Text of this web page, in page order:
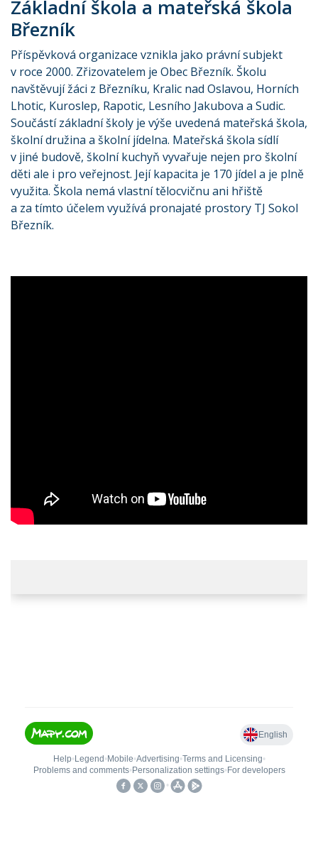
Základní škola a mateřská škola
Březník
Příspěvková organizace vznikla jako právní subjekt
v roce 2000. Zřizovatelem je Obec Březník. Školu
navštěvují žáci z Březníku, Kralic nad Oslavou, Horních
Lhotic, Kuroslep, Rapotic, Lesního Jakubova a Sudic.
Součástí základní školy je výše uvedená mateřská škola,
školní družina a školní jídelna. Mateřská škola sídlí
v jiné budově, školní kuchyň vyvařuje nejen pro školní
děti ale i pro veřejnost. Její kapacita je 170 jídel a je plně
využita. Škola nemá vlastní tělocvičnu ani hřiště
a za tímto účelem využívá pronajaté prostory TJ Sokol
Březník.